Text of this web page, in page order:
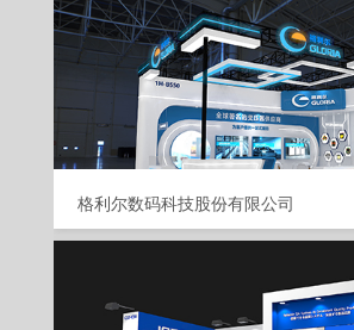
格利尔数码科技股份有限公司